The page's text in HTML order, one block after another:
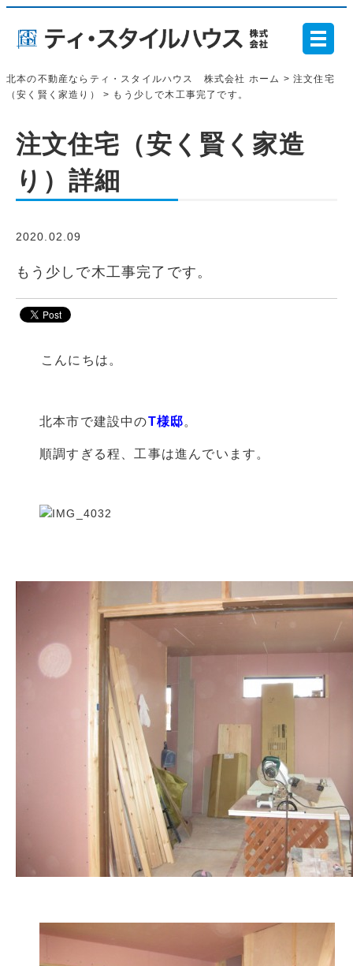
北本の不動産ならティ・スタイルハウス 株式会社 ホーム > 注文住宅
（安く賢く家造り）
> もう少しで木工事完了です。
注文住宅（安く賢く家造
り）詳細
2020.02.09
もう少しで木工事完了です。
こんにちは。
北本市で建設中のT様邸。
順調すぎる程、工事は進んでいます。